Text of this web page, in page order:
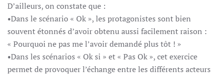
D’ailleurs, on constate que :
•Dans le scénario « Ok », les protagonistes sont bien
souvent étonnés d’avoir obtenu aussi facilement raison :
« Pourquoi ne pas me l’avoir demandé plus tôt ! »
•Dans les scénarios « Ok si » et « Pas Ok », cet exercice
permet de provoquer l’échange entre les différents acteurs